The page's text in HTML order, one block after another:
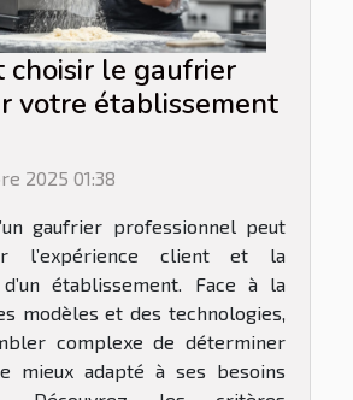
choisir le gaufrier
votre établissement
2025 01:38
gaufrier professionnel peut
l’expérience client et la
établissement. Face à la
modèles et des technologies,
complexe de déterminer
mieux adapté à ses besoins